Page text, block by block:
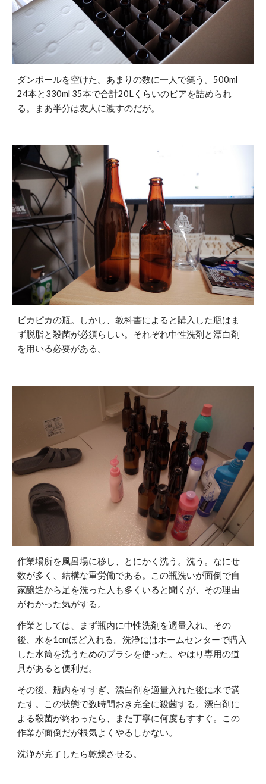
ダンボールを空けた。あまりの数に一人で笑う。500ml
24本と330ml 35本で合計20Lくらいのビアを詰められ
る。まあ半分は友人に渡すのだが。
ピカピカの瓶。しかし、教科書によると購入した瓶はま
ず脱脂と殺菌が必須らしい。それぞれ中性洗剤と漂白剤
を用いる必要がある。
作業場所を風呂場に移し、とにかく洗う。洗う。なにせ
数が多く、結構な重労働である。この瓶洗いが面倒で自
家醸造から足を洗った人も多くいると聞くが、その理由
がわかった気がする。
作業としては、まず瓶内に中性洗剤を適量入れ、その
後、水を1cmほど入れる。洗浄にはホームセンターで購入
した水筒を洗うためのブラシを使った。やはり専用の道
具があると便利だ。
その後、瓶内をすすぎ、漂白剤を適量入れた後に水で満
たす。この状態で数時間おき完全に殺菌する。漂白剤に
よる殺菌が終わったら、また丁寧に何度もすすぐ。この
作業が面倒だが根気よくやるしかない。
洗浄が完了したら乾燥させる。